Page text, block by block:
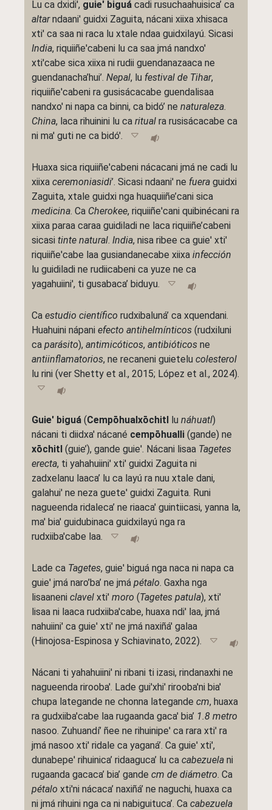
Lu ca dxidi', guie' biguá cadi rusuchaahuisica’ ca
altarndaani' guidxi Zaguita, nácani xiixa xhisaca
xti' ca saa ni raca lu xtale ndaa guidxilayú. Sicasi
India, riquiiñe'cabeni lu ca saa jmá nandxo'
xti'cabe sica xiixa ni rudii guendanazaaca ne
guendanacha’hui’. Nepal, lu festival de Tihar,
riquiiñe'cabeni ra gusisácacabe guendalisaa
nandxo' ni napa ca binni, ca bidó’ ne naturaleza.
China, laca rihuinini lu ca ritual ra rusisácacabe ca
ni ma' guti ne ca bidó'.
Huaxa sica riquiiñe'cabeni nácacani jmá ne cadi lu
xiixa ceremoniasidi’. Sicasi ndaani' ne fuera guidxi
Zaguita, xtale guidxi nga huaquiiñe’cani sica
medicina. Ca Cherokee, riquiiñe'cani quibinécani ra
xiixa paraa caraa guidiladi ne laca riquiiñe’cabeni
sicasi tinte natural. India, nisa ribee ca guie' xti'
riquiiñe'cabe laa gusiandanecabe xiixa infección
lu guidiladi ne rudiicabeni ca yuze ne ca
yagahuiini', ti gusabaca’ biduyu.
Ca estudio científico rudxibaluná’ ca xquendani.
Huahuini nápani efecto antihelmínticos (rudxiluni
ca parásito), antimicóticos, antibióticos ne
antiinflamatorios, ne recaneni guietelu colesterol
lu rini (ver Shetty et al., 2015; López et al., 2024).
Guie' biguá (Cempōhualxōchitl lu náhuatl)
nácani ti diidxa' nácané cempōhualli (gande) ne
xōchitl (guie’), gande guie'. Nácani lisaa Tagetes
erecta, ti yahahuiini' xti' guidxi Zaguita ni
zadxelanu laaca’ lu ca layú ra nuu xtale dani,
galahui' ne neza guete' guidxi Zaguita. Runi
nagueenda ridaleca’ ne riaaca' guintiicasi, yanna la,
ma' bia' guidubinaca guidxilayú nga ra
rudxiiba'cabe laa.
Lade ca Tagetes, guie' biguá nga naca ni napa ca
guie' jmá naro’ba’ ne jmá pétalo. Gaxha nga
lisaaneni clavel xti' moro (Tagetes patula), xti'
lisaa ni laaca rudxiiba'cabe, huaxa ndi' laa, jmá
nahuiini' ca guie' xti' ne jmá naxiñá' galaa
(Hinojosa-Espinosa y Schiavinato, 2022).
Nácani ti yahahuiini' ni ribani ti izasi, rindanaxhi ne
nagueenda rirooba'. Lade gui'xhi' rirooba'ni bia'
chupa lategande ne chonna lategande cm, huaxa
ra gudxiiba'cabe laa rugaanda gaca' bia’ 1.8 metro
nasoo. Zuhuandí’ ñee ne rihuinipe' ca rara xti' ra
jmá nasoo xti' ridale ca yaganá’. Ca guie' xti',
dunabepe' rihuinica’ ridaaguca’ lu ca cabezuela ni
rugaanda gacaca’ bia’ gande cm de diámetro. Ca
pétalo xti'ni nácaca’ naxiñá’ ne naguchi, huaxa ca
ni jmá rihuini nga ca ni nabiguituca’. Ca cabezuela